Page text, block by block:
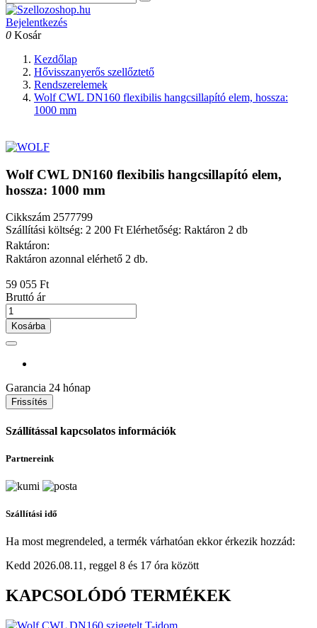
Bejelentkezés
0 Kosár
Kezdőlap
Hővisszanyerős szellőztető
Rendszerelemek
Wolf CWL DN160 flexibilis hangcsillapító elem, hossza:
1000 mm
Wolf CWL DN160 flexibilis hangcsillapító elem,
hossza: 1000 mm
Cikkszám 2577799
Szállítási költség: 2 200 FtElérhetőség: Raktáron 2 db
Raktáron:
Raktáron azonnal elérhető 2 db.
59 055 Ft
Bruttó ár
Kosárba
Garancia 24 hónap
Szállítással kapcsolatos információk
Partnereink
Szállítási idő
Ha most megrendeled, a termék várhatóan ekkor érkezik hozzád:
Kedd 2026.08.11, reggel 8 és 17 óra között
KAPCSOLÓDÓ TERMÉKEK